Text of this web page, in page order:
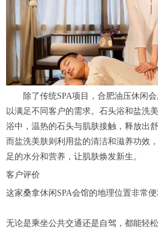
除了传统SPA项目，合肥油压休闲会
以满足不同客户的需求。石头浴和盐洗
浴中，温热的石头与肌肤接触，释放出
而盐洗美肤则利用盐的清洁和滋养功效
足的水分和营养，让肌肤焕发新生。
客户评价
这家桑拿休闲SPA会馆的地理位置非常便
无论是乘坐公共交通还是自驾，都能轻